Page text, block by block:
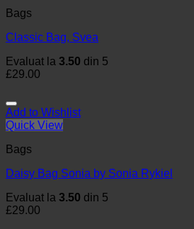
Bags
Classic Bag, Svea
Evaluat la 3.50 din 5
£29.00
Add to Wishlist
Quick View
Bags
Daisy Bag Sonia by Sonia Rykiel
Evaluat la 3.50 din 5
£29.00